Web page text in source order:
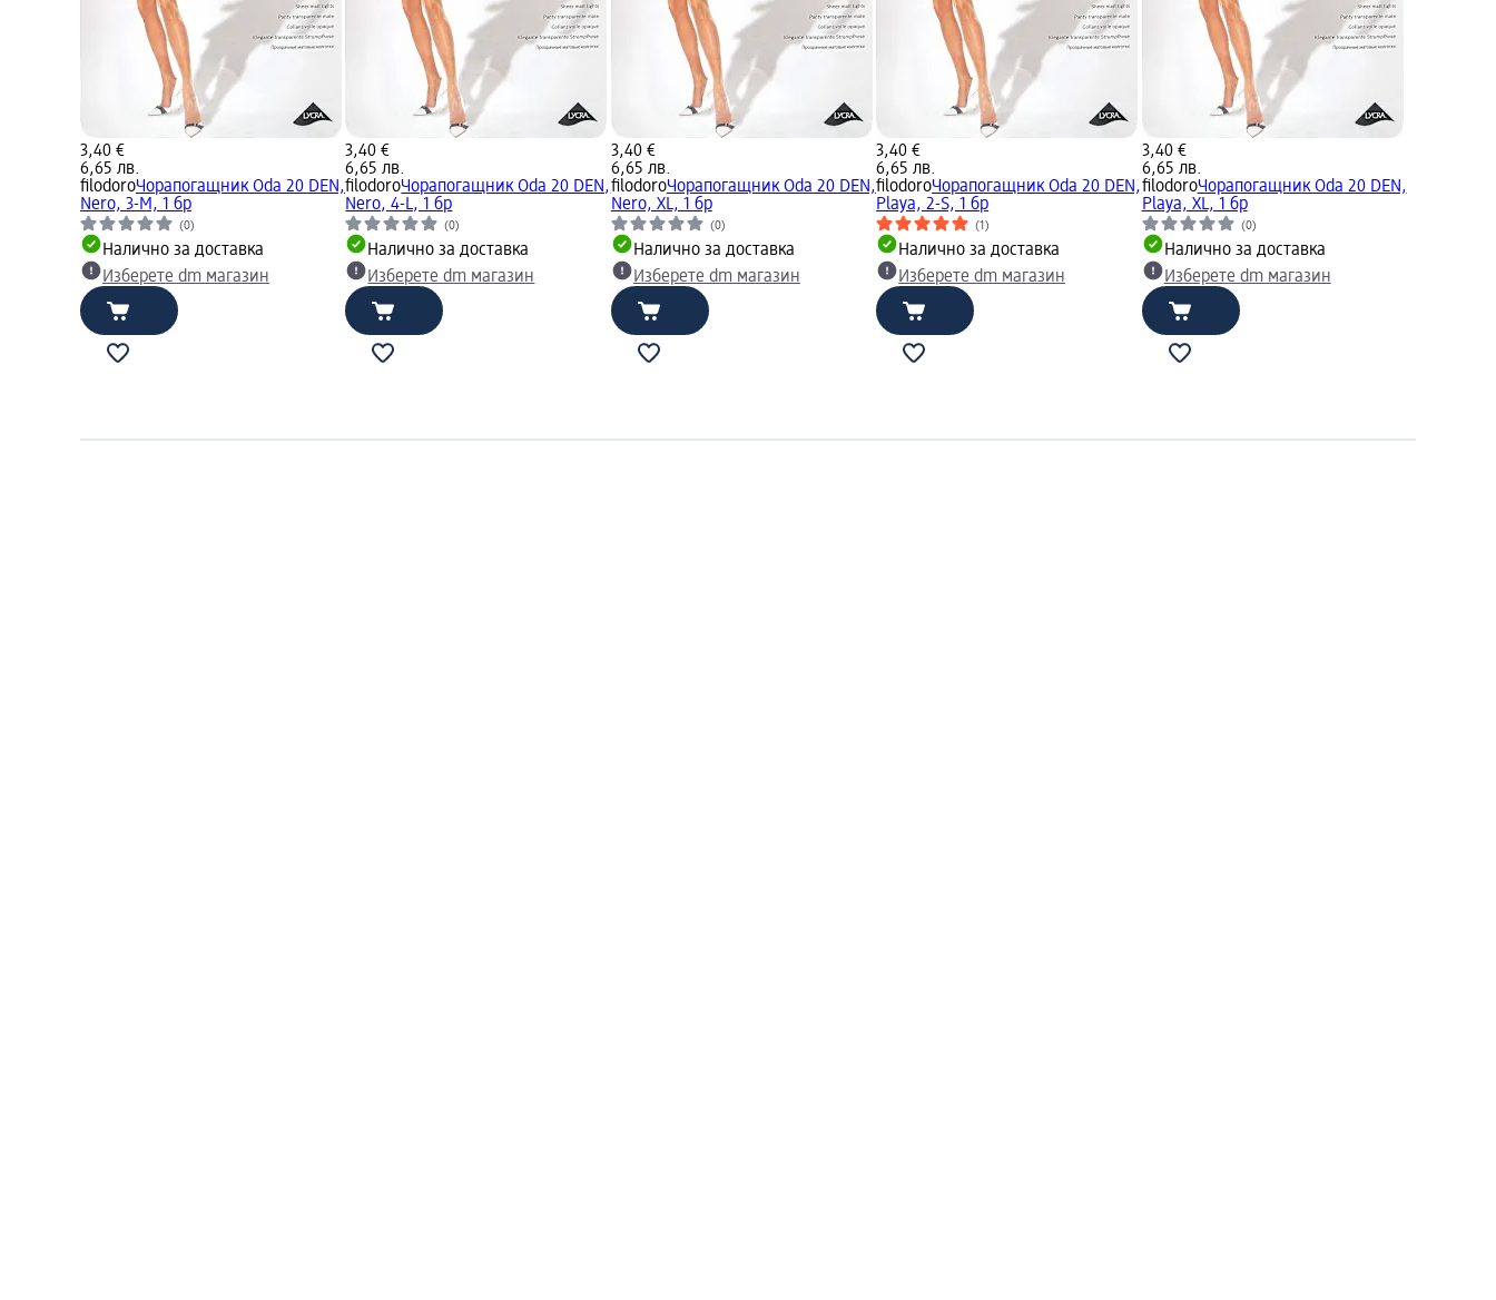
3,40 €
6,65 лв.
filodoroЧорапогащник Oda 20 DEN,
Nero, 3-M, 1 бр
(0)
Налично за доставка
Изберете dm магазин
3,40 €
6,65 лв.
filodoroЧорапогащник Oda 20 DEN,
Nero, 4-L, 1 бр
(0)
Налично за доставка
Изберете dm магазин
3,40 €
6,65 лв.
filodoroЧорапогащник Oda 20 DEN,
Nero, XL, 1 бр
(0)
Налично за доставка
Изберете dm магазин
3,40 €
6,65 лв.
filodoroЧорапогащник Oda 20 DEN,
Playa, 2-S, 1 бр
(1)
Налично за доставка
Изберете dm магазин
3,40 €
6,65 лв.
filodoroЧорапогащник Oda 20 DEN,
Playa, XL, 1 бр
(0)
Налично за доставка
Изберете dm магазин